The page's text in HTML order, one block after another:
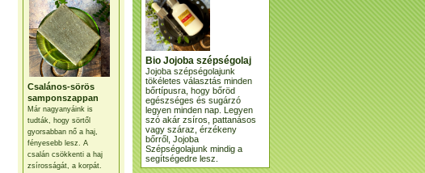
Csalános-sörös
samponszappan
Már nagyanyáink is
tudták, hogy sörtől
gyorsabban nő a haj,
fényesebb lesz. A
csalán csökkenti a haj
zsírosságát, a korpát.
Bio Jojoba szépségolaj
Jojoba szépségolajunk
tökéletes választás minden
bőrtípusra, hogy bőröd
egészséges és sugárzó
legyen minden nap. Legyen
szó akár zsíros, pattanásos
vagy száraz, érzékeny
bőrről, Jojoba
Szépségolajunk mindig a
segítségedre lesz.